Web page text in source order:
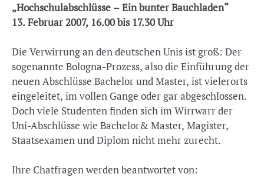
„Hochschulabschlüsse – Ein bunter Bauchladen“
13. Februar 2007, 16.00 bis 17.30 Uhr
Die Verwirrung an den deutschen Unis ist groß: Der
sogenannte Bologna-Prozess, also die Einführung der
neuen Abschlüsse Bachelor und Master, ist vielerorts
eingeleitet, im vollen Gange oder gar abgeschlossen.
Doch viele Studenten finden sich im Wirrwarr der
Uni-Abschlüsse wie Bachelor& Master, Magister,
Staatsexamen und Diplom nicht mehr zurecht.
Ihre Chatfragen werden beantwortet von: